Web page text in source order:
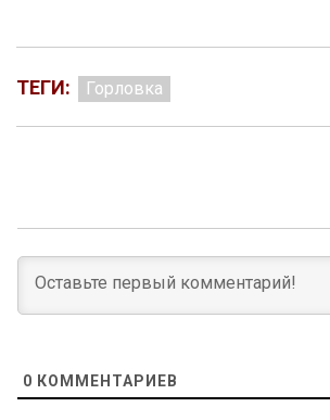
ТЕГИ: Горловка
0 КОММЕНТАРИЕВ